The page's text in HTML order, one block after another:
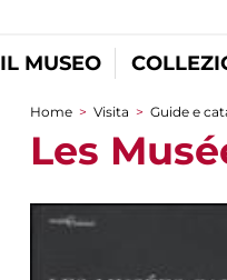
IL MUSEO
Tu sei qui
Home > Visita > Guide e
Les